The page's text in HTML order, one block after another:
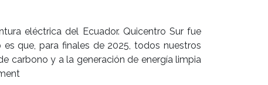
eléctrica del Ecuador. Quicentro Sur fue
que, para finales de 2025, todos nuestros
carbono y a la generación de energía limpia